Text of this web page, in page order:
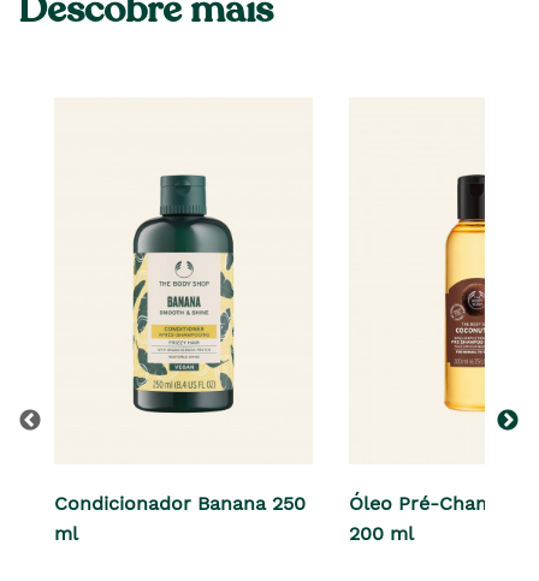
Condicionador Banana 250
ml
Óleo Pré-Champô
200 ml